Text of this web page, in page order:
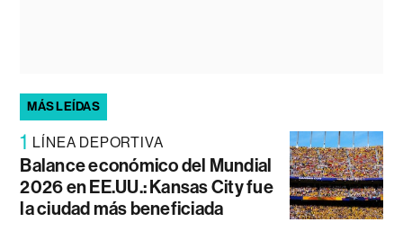
MÁS LEÍDAS
1 LÍNEA DEPORTIVA
Balance económico del Mundial
2026 en EE.UU.: Kansas City fue
la ciudad más beneficiada